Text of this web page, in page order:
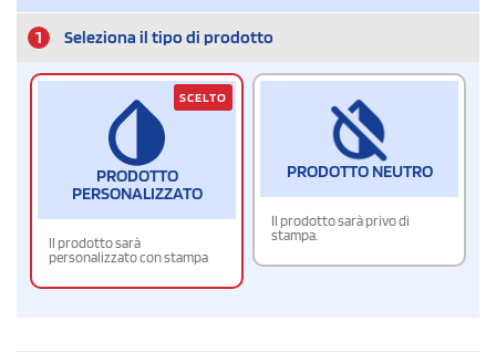
1 Seleziona il tipo di prodotto
PRODOTTO
PERSONALIZZATO
Il prodotto sarà
personalizzato con stampa
SCELTO
PRODOTTO NEUTRO
Il prodotto sarà privo di
stampa.